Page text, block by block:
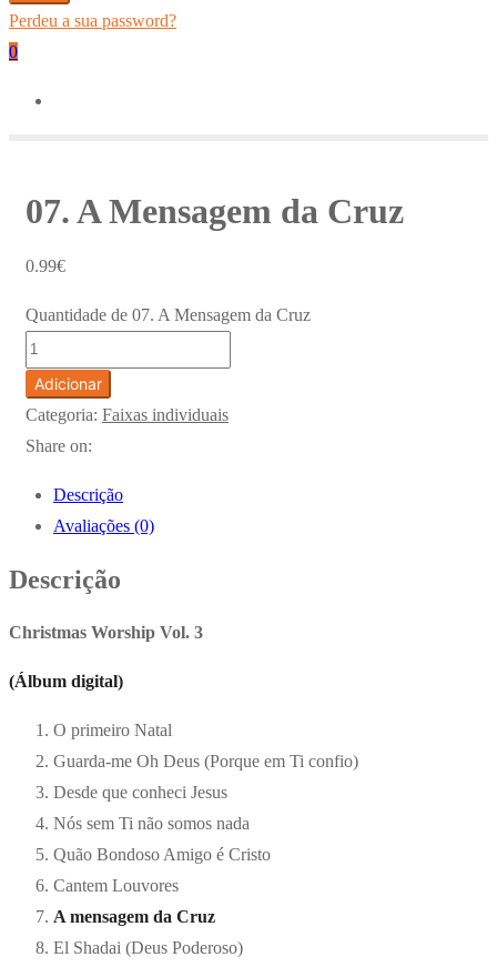
Perdeu a sua password?
0
07. A Mensagem da Cruz
0.99€
Quantidade de 07. A Mensagem da Cruz
Adicionar
Categoria: Faixas individuais
Share on:
Descrição
Avaliações (0)
Descrição
Christmas Worship Vol. 3
(Álbum digital)
O primeiro Natal
Guarda-me Oh Deus (Porque em Ti confio)
Desde que conheci Jesus
Nós sem Ti não somos nada
Quão Bondoso Amigo é Cristo
Cantem Louvores
A mensagem da Cruz
El Shadai (Deus Poderoso)